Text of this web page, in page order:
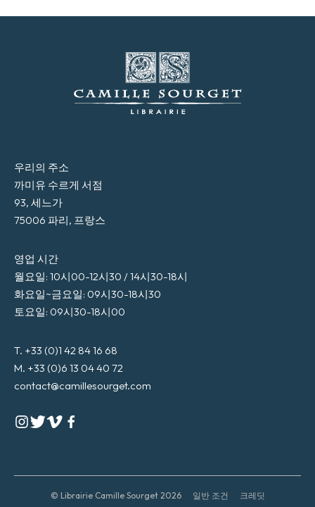
우리의 주소
까미유 수르게 서점
93, 세느가
75006 파리, 프랑스
영업 시간
월요일: 10시00-12시30 / 14시30-18시
화요일~금요일: 09시30-18시30
토요일: 09시30-18시00
T. +33 (0)1 42 84 16 68
M. +33 (0)6 13 04 40 72
contact@camillesourget.com
© Librairie Camille Sourget 2026 일반 조건 크레딧